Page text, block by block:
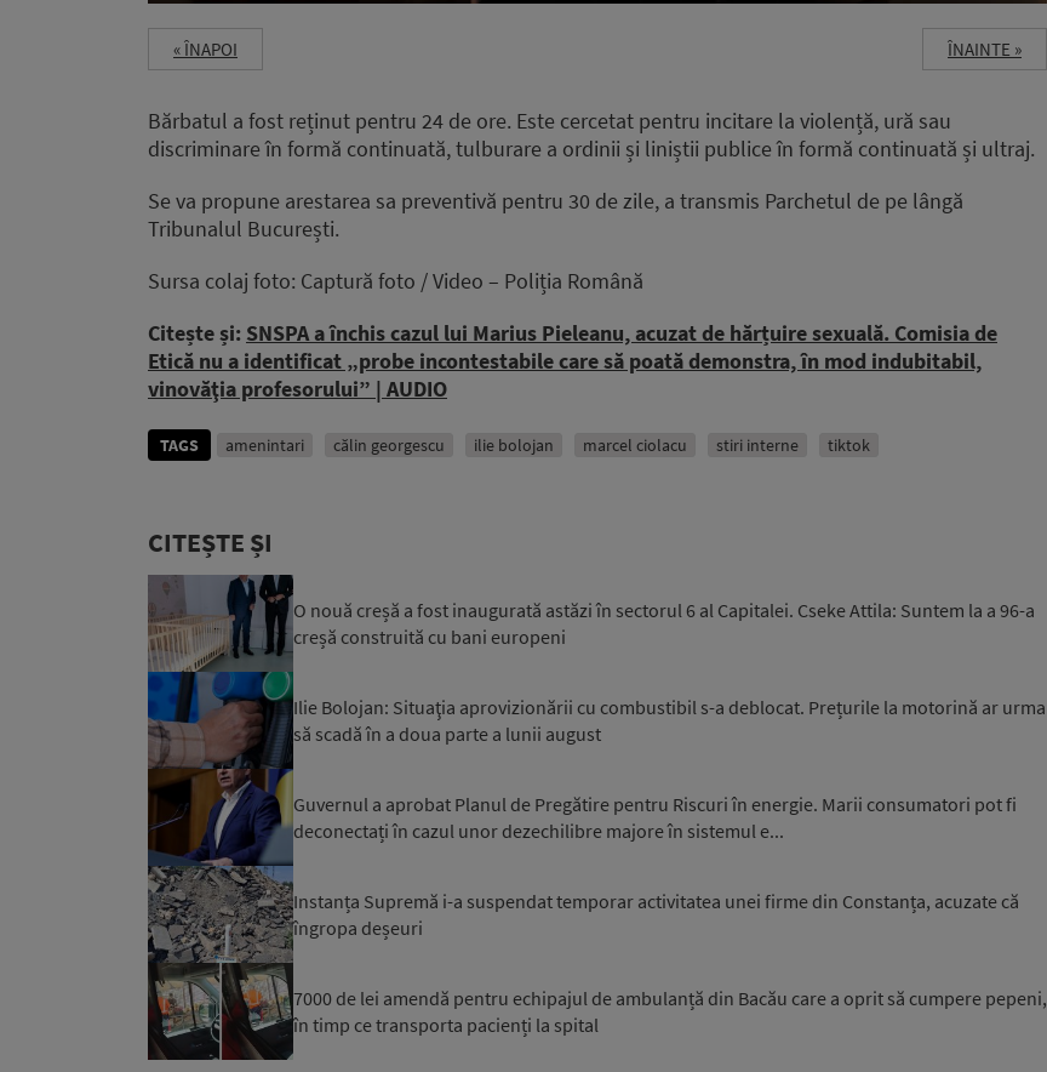
« ÎNAPOI ÎNAINTE »
Bărbatul a fost reținut pentru 24 de ore. Este cercetat pentru incitare la violență, ură sau
discriminare în formă continuată, tulburare a ordinii și liniștii publice în formă continuată și ultraj.
Se va propune arestarea sa preventivă pentru 30 de zile, a transmis Parchetul de pe lângă
Tribunalul București.
Sursa colaj foto: Captură foto / Video – Poliția Română
Citește și: SNSPA a închis cazul lui Marius Pieleanu, acuzat de hărțuire sexuală. Comisia de
Etică nu a identificat „probe incontestabile care să poată demonstra, în mod indubitabil,
vinovăţia profesorului” | AUDIO
TAGS amenintari călin georgescu ilie bolojan marcel ciolacu stiri interne tiktok
CITEȘTE ȘI
O nouă creșă a fost inaugurată astăzi în sectorul 6 al Capitalei. Cseke Attila: Suntem la a 96-a
creșă construită cu bani europeni
Ilie Bolojan: Situaţia aprovizionării cu combustibil s-a deblocat. Prețurile la motorină ar urma
să scadă în a doua parte a lunii august
Guvernul a aprobat Planul de Pregătire pentru Riscuri în energie. Marii consumatori pot fi
deconectați în cazul unor dezechilibre majore în sistemul e...
Instanța Supremă i-a suspendat temporar activitatea unei firme din Constanța, acuzate că
îngropa deșeuri
7000 de lei amendă pentru echipajul de ambulanță din Bacău care a oprit să cumpere pepeni,
în timp ce transporta pacienți la spital